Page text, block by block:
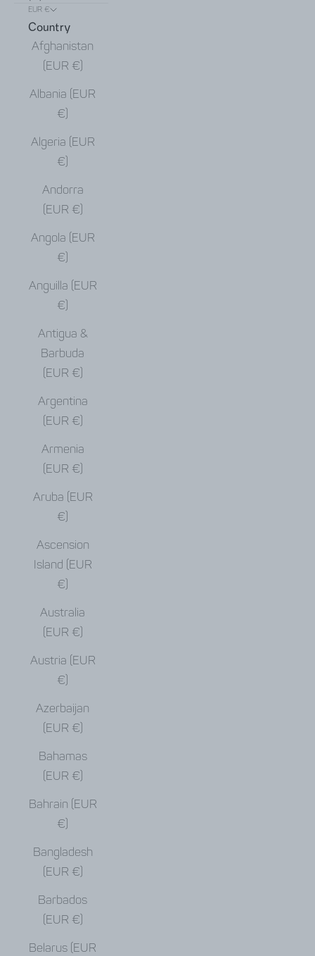
EUR €
Country
Afghanistan
(EUR €)
Albania (EUR
€)
Algeria (EUR
€)
Andorra
(EUR €)
Angola (EUR
€)
Anguilla (EUR
€)
Antigua &
Barbuda
(EUR €)
Argentina
(EUR €)
Armenia
(EUR €)
Aruba (EUR
€)
Ascension
Island (EUR
€)
Australia
(EUR €)
Austria (EUR
€)
Azerbaijan
(EUR €)
Bahamas
(EUR €)
Bahrain (EUR
€)
Bangladesh
(EUR €)
Barbados
(EUR €)
Belarus (EUR